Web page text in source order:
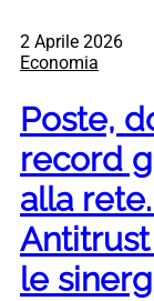
2 Aprile 2026
Economia
Poste,
record
alla
le